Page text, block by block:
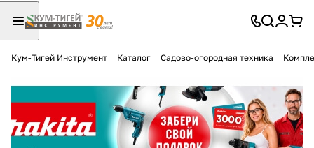
Кум-Тигей Инструмент Каталог Садово-огородная техника
Разбейте
оплатуна части